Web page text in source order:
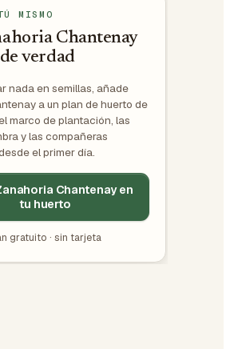
MISMO
Chantenay
verdad
nada en semillas, añade
a un plan de huerto de
marco de plantación, las
y las compañeras
el primer día.
Chantenay en
tu huerto
gratuito · sin tarjeta